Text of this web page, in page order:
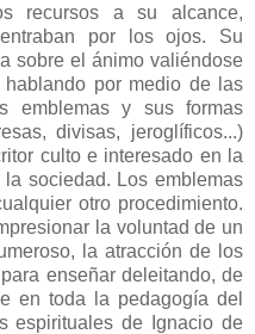
recursos a su alcance,
por los ojos. Su
sobre el ánimo valiéndose
por medio de las
emblemas y sus formas
divisas, jeroglíficos...)
culto e interesado en la
sociedad. Los emblemas
otro procedimiento.
la voluntad de un
la atracción de los
enseñar deleitando, de
en toda la pedagogía del
espirituales de Ignacio de